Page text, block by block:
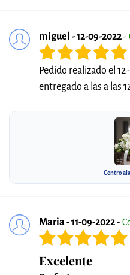
miguel - 12-09-2022-
Pedido realizado el
entregado a las a las
Centro
Maria - 11-09-2022-
Excelente